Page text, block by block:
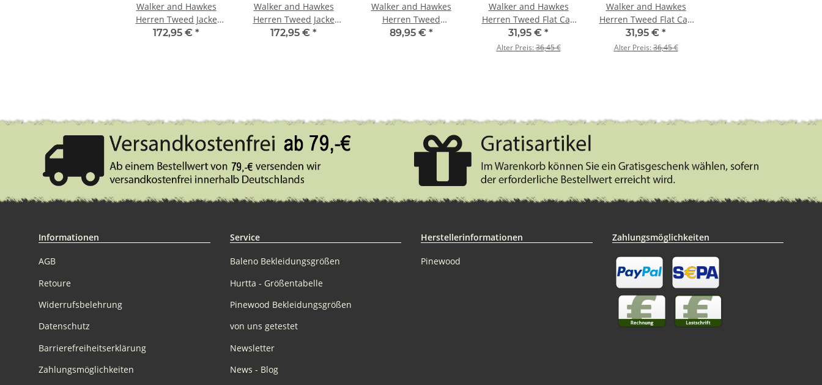
Walker and Hawkes
Herren Tweed Jacke
Derby Barlaston – Dark
172,95 € *
Walker and Hawkes
Herren Tweed Jacke
Derby Barlaston – Dark
172,95 € *
Walker and Hawkes
Herren Tweed
Kniebundhose Derby
89,95 € *
Walker and Hawkes
Herren Tweed Flat Cap
Derby Cambridge –
Dark Sage M (58cm)
31,95 € *
Alter Preis:36,45 €
Walker and Hawkes
Herren Tweed Flat Cap
Derby Cambridge –
Dark Sage L (59cm)
31,95 € *
Alter Preis:36,45 €
Informationen
AGB
Retoure
Widerrufsbelehrung
Datenschutz
Barrierefreiheitserklärung
Zahlungsmöglichkeiten
Service
Baleno Bekleidungsgrößen
Hurtta - Größentabelle
Pinewood Bekleidungsgrößen
von uns getestet
Newsletter
News - Blog
Herstellerinformationen
Pinewood
Zahlungsmöglichkeiten